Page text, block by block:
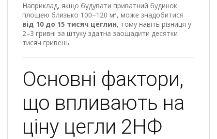
Наприклад, якщо будувати приватний будинок
площею близько 100–120 м², може знадобитися
від 10 до 15 тисяч цеглин, тому навіть різниця у
2–3 гривні за штуку здатна заощадити десятки
тисяч гривень.
Основні фактори,
що впливають на
ціну цегли 2НФ